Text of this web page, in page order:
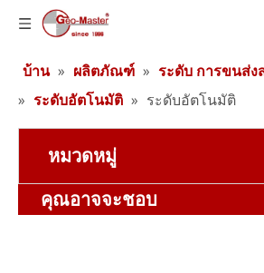
บ้าน » ผลิตภัณฑ์ » ระดับ การขนส่
» ระดับอัตโนมัติ » ระดับอัตโนมัติ
หมวดหมู่
คุณอาจจะชอบ